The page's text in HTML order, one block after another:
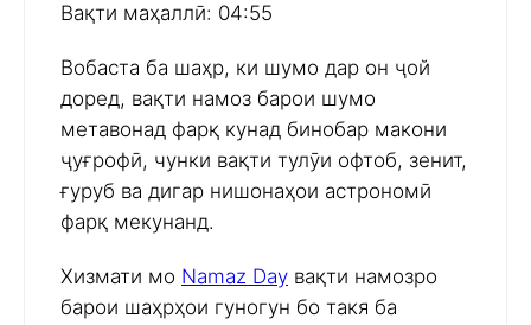
Вақти маҳаллӣ: 04:55
Вобаста ба шаҳр, ки шумо дар он ҷой
доред, вақти намоз барои шумо
метавонад фарқ кунад бинобар макони
ҷуғрофӣ, чунки вақти тулӯи офтоб, зенит,
ғуруб ва дигар нишонаҳои астрономӣ
фарқ мекунанд.
Хизмати мо Namaz Day вақти намозро
барои шаҳрҳои гуногун бо такя ба